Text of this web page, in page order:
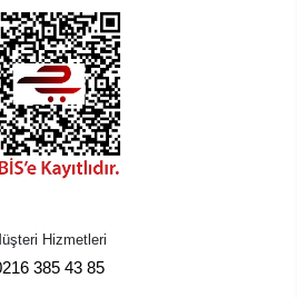
Hizmetleri
385 43 85